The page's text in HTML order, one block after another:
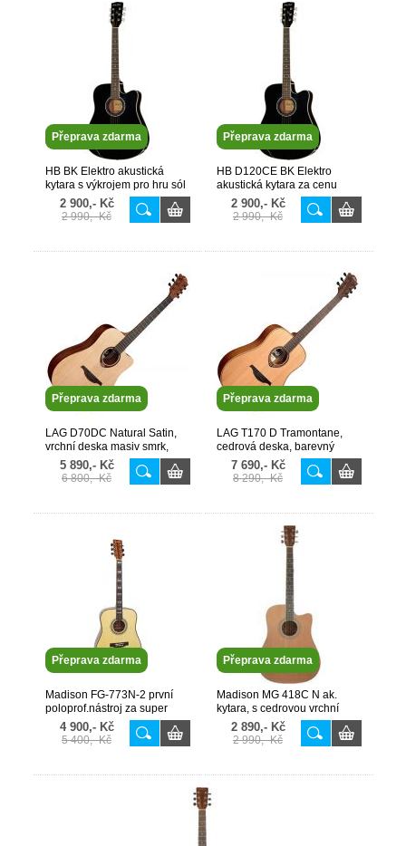
Přeprava zdarma
HB BK Elektro akustická
kytara s výkrojem pro hru sól
ve vyšších polohách
2 900,- Kč
2 990,- Kč
Přeprava zdarma
HB D120CE BK Elektro
akustická kytara za cenu
akustické !! Nejprodávanější
model!
2 900,- Kč
2 990,- Kč
Přeprava zdarma
LAG D70DC Natural Satin,
vrchní deska masiv smrk,
struník grafit, 43mm 0 pražec
5 890,- Kč
6 800,- Kč
Přeprava zdarma
LAG T170 D Tramontane,
cedrová deska, barevný
zvuk, 43mm 0 pražec kost
AKCE !
7 690,- Kč
8 290,- Kč
Přeprava zdarma
Madison FG-773N-2 první
poloprof.nástroj za super
cenu TOP Masiv Smrk
44.5mm
4 900,- Kč
5 400,- Kč
Přeprava zdarma
Madison MG 418C N ak.
kytara, s cedrovou vrchní
deskou, dreadnought tvar,
43mm
2 890,- Kč
2 990,- Kč